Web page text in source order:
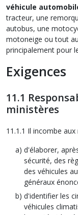
véhicule
tracteur, une
autobus, une
motoneige ou tout
principalement pour
Exigences
11.1
ministères
11.1.1 Il incombe
d'élaborer,
sécurité, des
des véhicules
généraux
d'identifier les
véhicules